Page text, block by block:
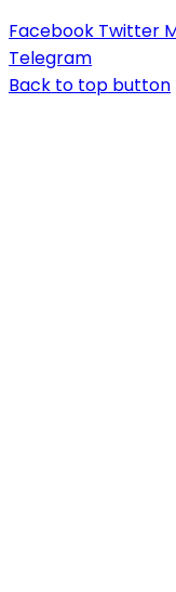
Facebook Twitter
Telegram
Back to top button